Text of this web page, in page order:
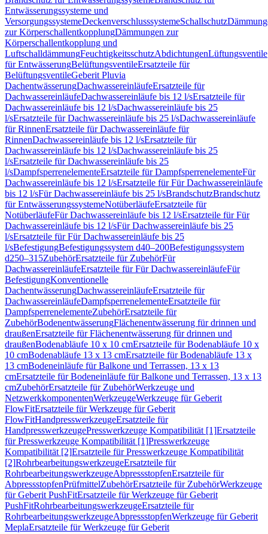
Entwässerungssysteme und
VersorgungssystemeDeckenverschlusssystemeSchallschutz
zur KörperschallentkopplungDämmungen zur
Körperschallentkopplung und
LuftschalldämmungFeuchtigkeitsschutzAbdichtungenLüftungsventile
für EntwässerungBelüftungsventileErsatzteile für
BelüftungsventileGeberit Pluvia
DachentwässerungDachwassereinläufeErsatzteile für
DachwassereinläufeDachwassereinläufe bis 12 l/sErsatzteile für
Dachwassereinläufe bis 12 l/sDachwassereinläufe bis 25
l/sErsatzteile für Dachwassereinläufe bis 25 l/sDachwassereinläufe
für RinnenErsatzteile für Dachwassereinläufe für
RinnenDachwassereinläufe bis 12 l/sErsatzteile für
Dachwassereinläufe bis 12 l/sDachwassereinläufe bis 25
l/sErsatzteile für Dachwassereinläufe bis 25
l/sDampfsperrenelementeErsatzteile für DampfsperrenelementeFür
Dachwassereinläufe bis 12 l/sErsatzteile für Für Dachwassereinläufe
bis 12 l/sFür Dachwassereinläufe bis 25 l/sBrandschutzBrandschutz
für EntwässerungssystemeNotüberläufeErsatzteile für
NotüberläufeFür Dachwassereinläufe bis 12 l/sErsatzteile für Für
Dachwassereinläufe bis 12 l/sFür Dachwassereinläufe bis 25
l/sErsatzteile für Für Dachwassereinläufe bis 25
l/sBefestigungBefestigungssystem d40–200Befestigungssystem
d250–315ZubehörErsatzteile für ZubehörFür
DachwassereinläufeErsatzteile für Für DachwassereinläufeFür
BefestigungKonventionelle
DachentwässerungDachwassereinläufeErsatzteile für
DachwassereinläufeDampfsperrenelementeErsatzteile für
DampfsperrenelementeZubehörErsatzteile für
ZubehörBodenentwässerungFlächenentwässerung für drinnen und
draußenErsatzteile für Flächenentwässerung für drinnen und
draußenBodenabläufe 10 x 10 cmErsatzteile für Bodenabläufe 10 x
10 cmBodenabläufe 13 x 13 cmErsatzteile für Bodenabläufe 13 x
13 cmBodeneinläufe für Balkone und Terrassen, 13 x 13
cmErsatzteile für Bodeneinläufe für Balkone und Terrassen, 13 x 13
cmZubehörErsatzteile für ZubehörWerkzeuge und
NetzwerkkomponentenWerkzeugeWerkzeuge für Geberit
FlowFitErsatzteile für Werkzeuge für Geberit
FlowFitHandpresswerkzeugeErsatzteile für
HandpresswerkzeugePresswerkzeuge Kompatibilität [1]Ersatzteile
für Presswerkzeuge Kompatibilität [1]Presswerkzeuge
Kompatibilität [2]Ersatzteile für Presswerkzeuge Kompatibilität
[2]RohrbearbeitungswerkzeugeErsatzteile für
RohrbearbeitungswerkzeugeAbpressstopfenErsatzteile für
AbpressstopfenPrüfmittelZubehörErsatzteile für ZubehörWerkzeuge
für Geberit PushFitErsatzteile für Werkzeuge für Geberit
PushFitRohrbearbeitungswerkzeugeErsatzteile für
RohrbearbeitungswerkzeugeAbpressstopfenWerkzeuge für Geberit
MeplaErsatzteile für Werkzeuge für Geberit